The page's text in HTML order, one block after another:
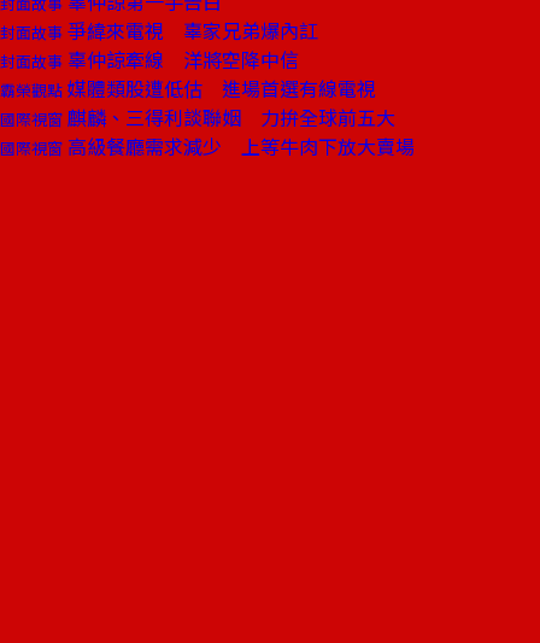
封面故事 爭緯來電視 辜家兄弟爆內訌
封面故事 辜仲諒牽線 洋將空降中信
霸榮觀點 媒體類股遭低估 進場首選有線電視
國際視窗 麒麟、三得利談聯姻 力拚全球前五大
國際視窗 高級餐廳需求減少 上等牛肉下放大賣場